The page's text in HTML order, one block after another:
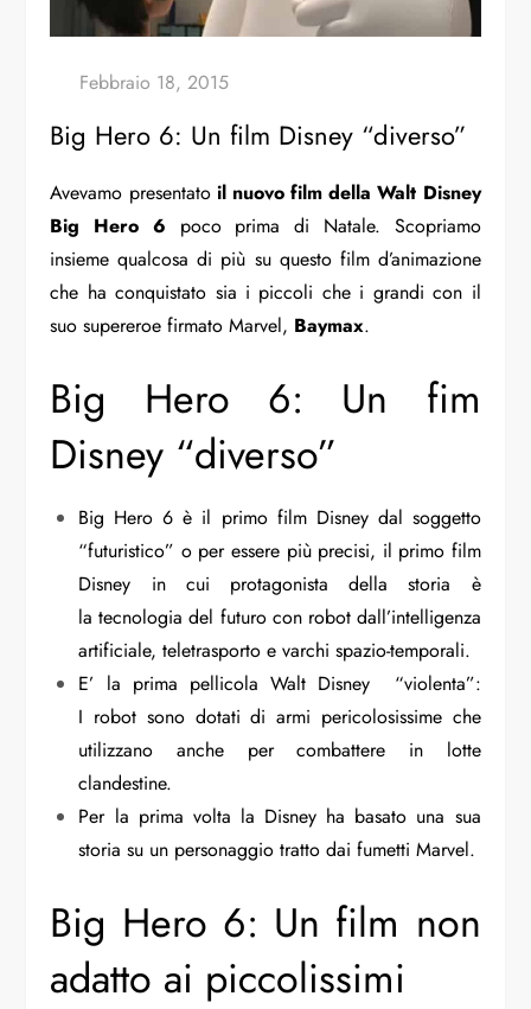
Big Hero 6: Un film Disney “diverso”
Avevamo presentatoil nuovo film della Walt Disney
Big Hero 6 poco prima di Natale. Scopriamo
insieme qualcosa di più su questo film d’animazione
che ha conquistato sia i piccoli che i grandi con il
suo supereroe firmato Marvel, Baymax.
Big Hero 6: Un fim
Disney “diverso”
Big Hero 6 è il primo film Disney dal soggetto
“futuristico” o per essere più precisi, il primo film
Disney in cui protagonista della storia è
la tecnologia del futuro con robot dall’intelligenza
artificiale, teletrasporto e varchi spazio-temporali.
E’ la prima pellicola Walt Disney “violenta”:
I robot sono dotati di armi pericolosissime che
utilizzano anche per combattere in lotte
clandestine.
Per la prima volta la Disney ha basato una sua
storia su un personaggio tratto dai fumetti Marvel.
Big Hero 6: Un film non
adatto ai piccolissimi